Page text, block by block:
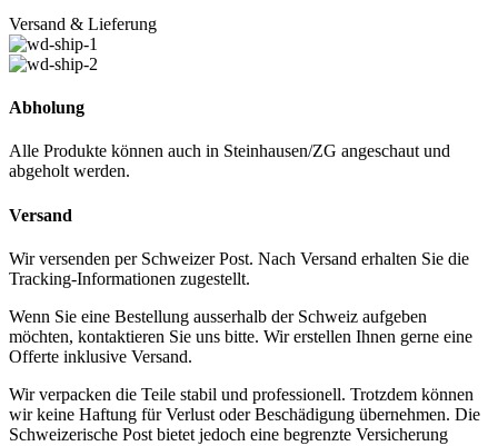
Versand & Lieferung
Abholung
Alle Produkte können auch in Steinhausen/ZG angeschaut und
abgeholt werden.
Versand
Wir versenden per Schweizer Post. Nach Versand erhalten Sie die
Tracking-Informationen zugestellt.
Wenn Sie eine Bestellung ausserhalb der Schweiz aufgeben
möchten, kontaktieren Sie uns bitte. Wir erstellen Ihnen gerne eine
Offerte inklusive Versand.
Wir verpacken die Teile stabil und professionell. Trotzdem können
wir keine Haftung für Verlust oder Beschädigung übernehmen. Die
Schweizerische Post bietet jedoch eine begrenzte Versicherung